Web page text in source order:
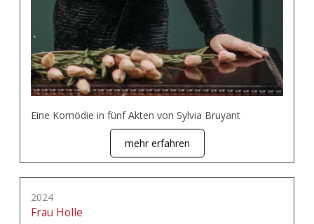
Eine Komödie in fünf Akten von Sylvia Bruyant
mehr erfahren
2024
Frau Holle